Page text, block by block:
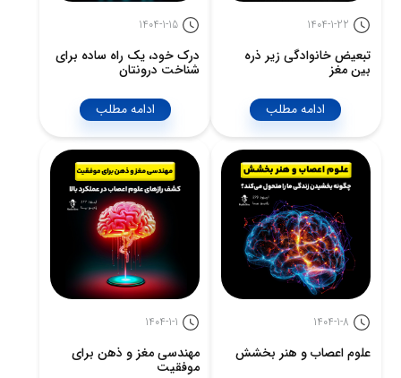
1404-1-22
تبعیض خانوادگی زیر ذره
بین مغز
ادامه مطلب
1404-1-15
درک خود، یک راه ساده برای
شناخت درونتان
ادامه مطلب
1404-1-8
علوم اعصاب و هنر بخشش
1404-1-1
مهندسی مغز و ذهن برای
موفقیت